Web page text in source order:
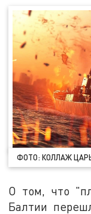
ФОТО: КОЛЛАЖ
О том, что
Балтии